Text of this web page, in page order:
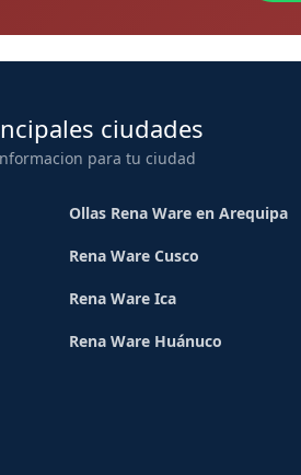
ciudades
para tu ciudad
Ollas Rena Ware en Arequipa
Rena Ware Cusco
Rena Ware Ica
Rena Ware Huánuco